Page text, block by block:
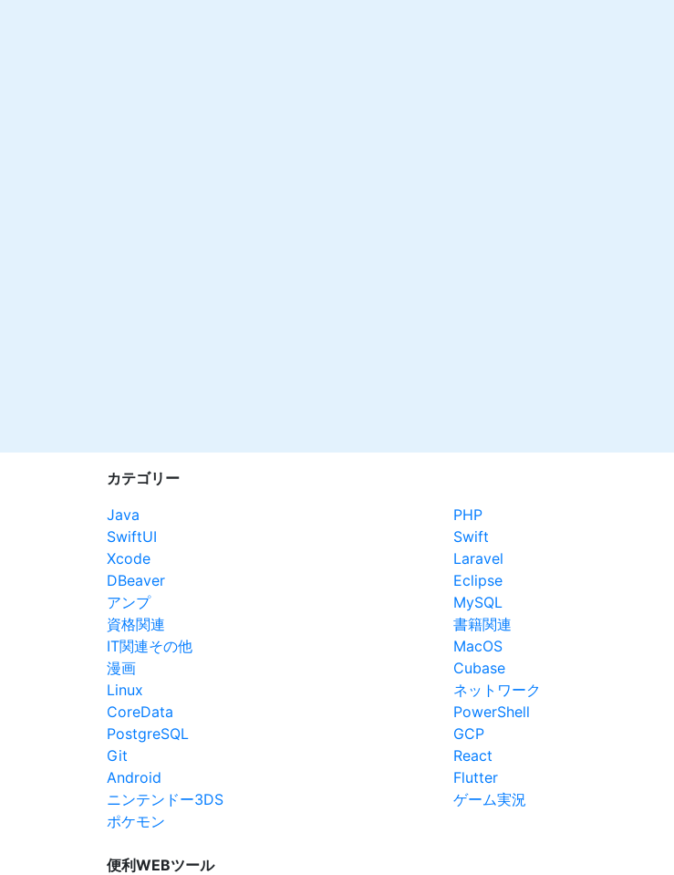
カテゴリー
Java
SwiftUI
Xcode
DBeaver
アンプ
資格関連
IT関連その他
漫画
Linux
CoreData
PostgreSQL
Git
Android
ニンテンドー3DS
ポケモン
PHP
Swift
Laravel
Eclipse
MySQL
書籍関連
MacOS
Cubase
ネットワーク
PowerShell
GCP
React
Flutter
ゲーム実況
便利WEBツール